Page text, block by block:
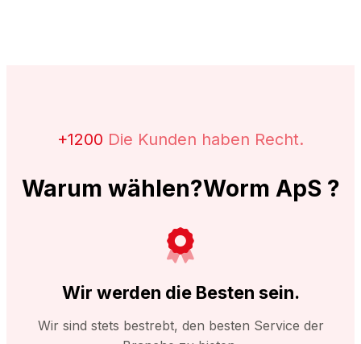
+1200 Die Kunden haben Recht.
Warum wählen?Worm ApS ?
Wir werden die Besten sein.
Wir sind stets bestrebt, den besten Service der